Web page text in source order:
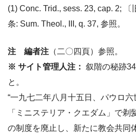
(1) Conc. Trid., sess. 23, cap. 2;
条: Sum. Theol., III, q. 37, 参照。
注 編者注 （二〇四頁）参照。
※ サイト管理人注： 叙階の秘跡
と。
“一九七二年八月十五日、パウロ
「ミニステリア・クエダム」で剃
の制度を廃止し、新たに教会共同